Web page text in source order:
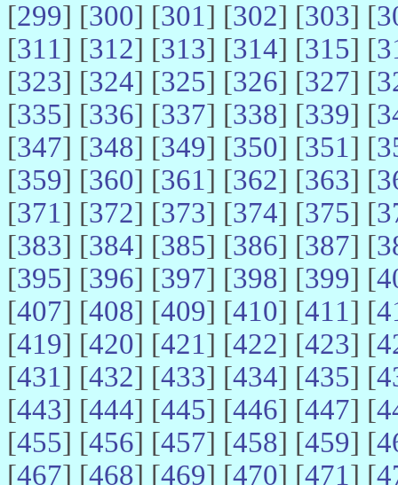
[299] [300] [301] [302] [303] [
[311] [312] [313] [314] [315] [
[323] [324] [325] [326] [327] [
[335] [336] [337] [338] [339] [
[347] [348] [349] [350] [351] [
[359] [360] [361] [362] [363] [
[371] [372] [373] [374] [375] [
[383] [384] [385] [386] [387] [
[395] [396] [397] [398] [399] [
[407] [408] [409] [410] [411] [
[419] [420] [421] [422] [423] [
[431] [432] [433] [434] [435] [
[443] [444] [445] [446] [447] [
[455] [456] [457] [458] [459] [
[467] [468] [469] [470] [471] [